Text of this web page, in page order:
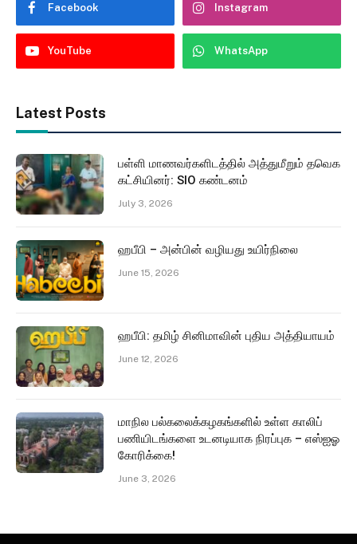
Facebook Instagram
YouTube WhatsApp
Latest Posts
பள்ளி மாணவர்களிடத்தில் அத்துமீறும் தவெக
கட்சியினர்: SIO கண்டனம்
July 3, 2026
ஹபீபி – அன்பின் வழியது உயிர்நிலை
June 15, 2026
ஹபீபி: தமிழ் சினிமாவின் புதிய அத்தியாயம்
June 12, 2026
மாநில பல்கலைக்கழகங்களில் உள்ள காலிப்
பணியிடங்களை உடனடியாக நிரப்புக – எஸ்ஐஓ
கோரிக்கை!
June 3, 2026